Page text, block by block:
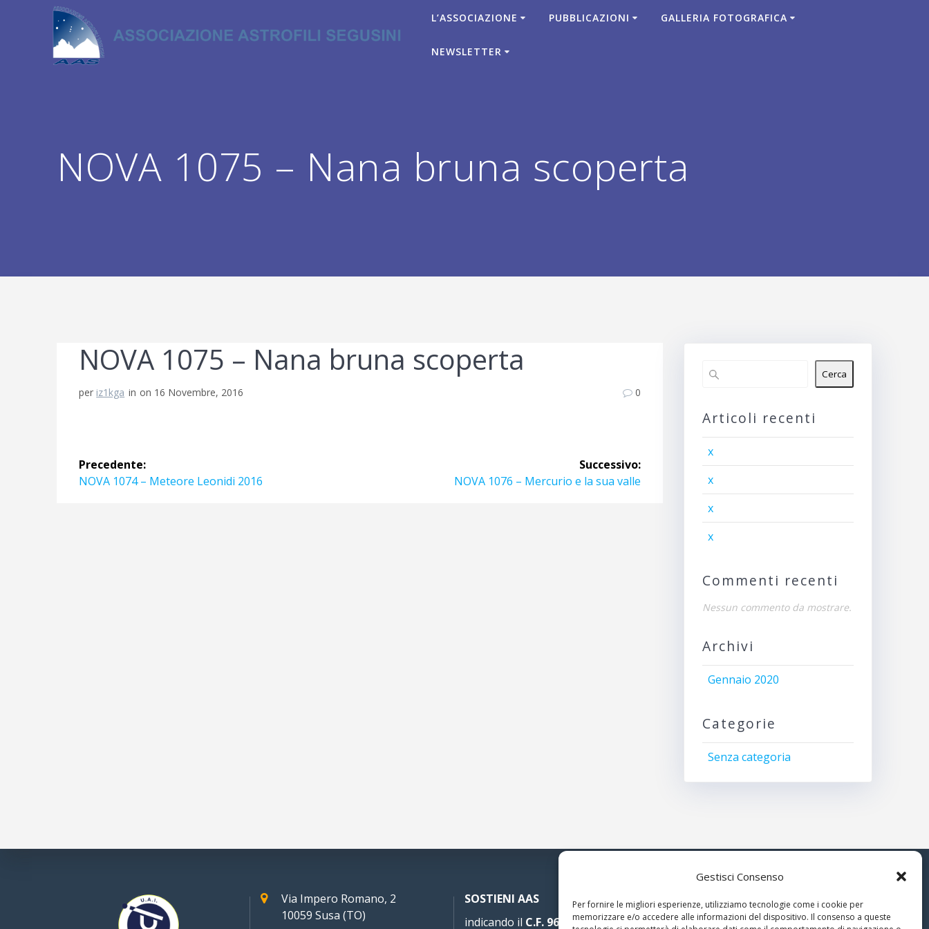
Gestisci Consenso
Per fornire le migliori esperienze, utilizziamo tecnologie come i cookie per
memorizzare e/o accedere alle informazioni del dispositivo. Il consenso a queste
L’ASSOCIAZIONE PUBBLICAZIONI GALLERIA FOTOGRAFICA
NEWSLETTER
NOVA 1075 – Nana bruna scoperta
NOVA 1075 – Nana bruna scoperta
per iz1kga in on 16 Novembre, 2016 0
Navigazione
articoli
Precedente:
Articolo
NOVA 1074 – Meteore Leonidi 2016
Successivo:
Articolo
NOVA 1076 – Mercurio e la sua valle
Cerca
Articoli recenti
x
x
x
x
Commenti recenti
Nessun commento da mostrare.
Archivi
Gennaio 2020
Categorie
Senza categoria
Via Impero Romano, 2
10059 Susa (TO)
SOSTIENI AAS
indicando il C.F. 96020930010nella
© 2026 Associazione Astrofili
Segusini